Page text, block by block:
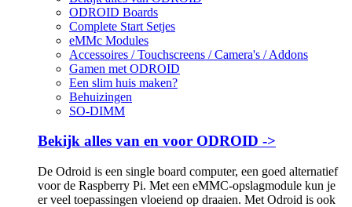
ODROID Boards
Complete Start Setjes
eMMc Modules
Accessoires / Touchscreens / Camera's / Addons
Gamen met ODROID
Een slim huis maken?
Behuizingen
SO-DIMM
Bekijk alles van en voor ODROID ->
De Odroid is een single board computer, een goed alternatief
voor de Raspberry Pi. Met een eMMC-opslagmodule kun je
er veel toepassingen vloeiend op draaien. Met Odroid is ook